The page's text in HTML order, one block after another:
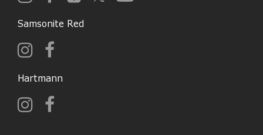
Samsonite Red
Hartmann